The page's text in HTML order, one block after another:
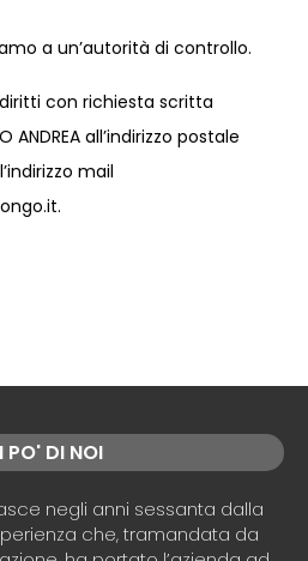
a un’autorità di controllo.
con richiesta scritta
ANDREA all’indirizzo postale
mail
PO' DI NOI
negli anni sessanta dalla
che, tramandata da